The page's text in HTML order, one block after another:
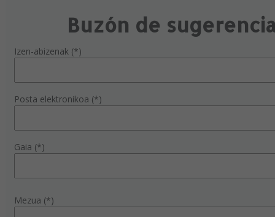
Buzón de
Izen-abizenak (*)
Posta elektronikoa (*)
Gaia (*)
Mezua (*)